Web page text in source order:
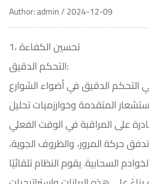
Author: admin / 2024-12-09
1، تحسين الكفاءة
التحكم الدقيق:
التحكم الدقيق في
المتقدمة وخوارزميات تحليل
على المراقبة في الوقت الفعلي
حركة المرور، والظروف الجوية،
السحابية. يقوم النظام تلقائيًا